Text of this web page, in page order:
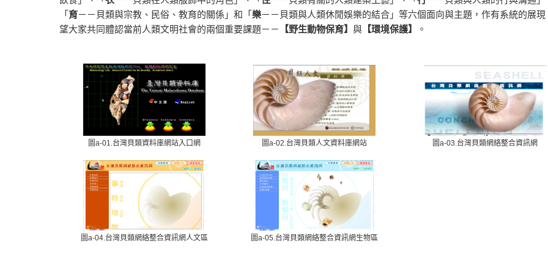
「 育－－貝類與宗教、民俗、教育的關係」和「 樂－－貝類與人類休閒娛樂的結合」等六個面向與主題，作有系統的展現
望大家共同體認當前人類文明社會的兩個重要課題－－
【野生動物保育】 與 【環境保護】 。
圖a-01.台灣貝類資料庫網站入口網 圖a-02.台灣貝類人文資料庫網站 圖a-03.台灣貝類網絡整合資訊網
圖a-04.台灣貝類網絡整合資訊網人文區 圖a-05.台灣貝類網絡整合資訊網生物區